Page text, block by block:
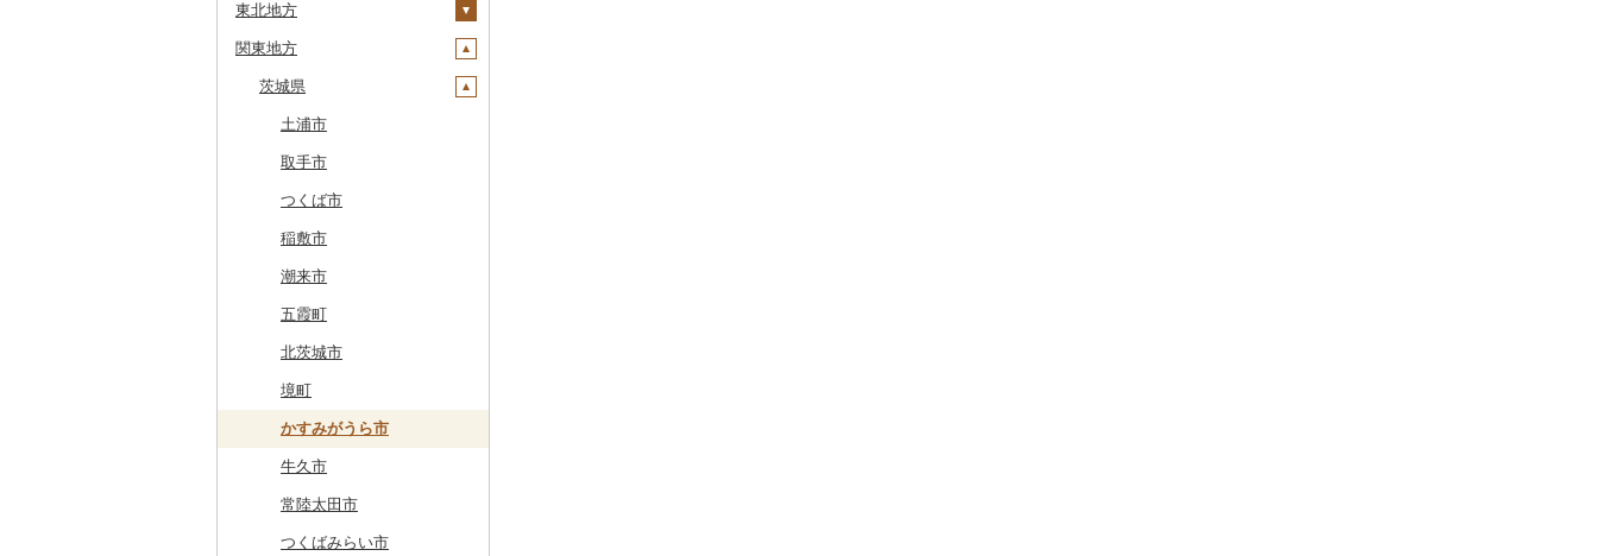
安平町
八雲町
鹿部町
江差町
白老町
せたな町
旭川市
森町
稚内市
標津町
清里町
北斗市
留萌市
白糠町
釧路町
東北地方
青森県
十和田市
大鰐町
南部町
五戸町
藤崎町
六ヶ所村
東北町
三戸町
東通村
黒石市
おいらせ町
鶴田町
階上町
岩手県
宮古市
軽米町
岩手町
矢巾町
釜石市
野田村
普代村
一戸町
陸前高田市
紫波町
滝沢市
住田町
宮城県
柴田町
色麻町
丸森町
大衡村
加美町
利府町
白石市
登米市
山元町
名取市
川崎町
秋田県
大潟村
横手市
能代市
小坂町
仙北市
井川町
潟上市
三種町
藤里町
湯沢市
山形県
村山市
尾花沢市
上山市
河北町
酒田市
新庄市
長井市
小国町
南陽市
福島県
天栄村
広野町
鏡石町
須賀川市
小野町
棚倉町
古殿町
昭和村
関東地方
茨城県
土浦市
取手市
つくば市
稲敷市
潮来市
五霞町
北茨城市
境町
かすみがうら市
牛久市
常陸太田市
つくばみらい市